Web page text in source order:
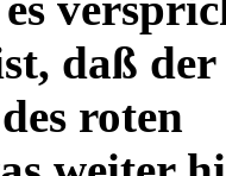
daß
roten